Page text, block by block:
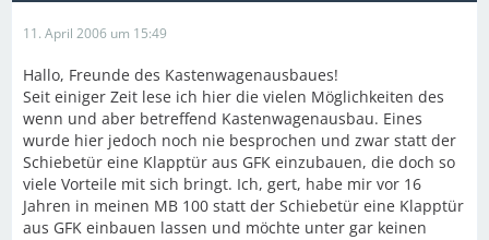
11. April 2006 um 15:49
Hallo, Freunde des Kastenwagenausbaues!
Seit einiger Zeit lese ich hier die vielen Möglichkeiten des
wenn und aber betreffend Kastenwagenausbau. Eines
wurde hier jedoch noch nie besprochen und zwar statt der
Schiebetür eine Klapptür aus GFK einzubauen, die doch so
viele Vorteile mit sich bringt. Ich, gert, habe mir vor 16
Jahren in meinen MB 100 statt der Schiebetür eine Klapptür
aus GFK einbauen lassen und möchte unter gar keinen